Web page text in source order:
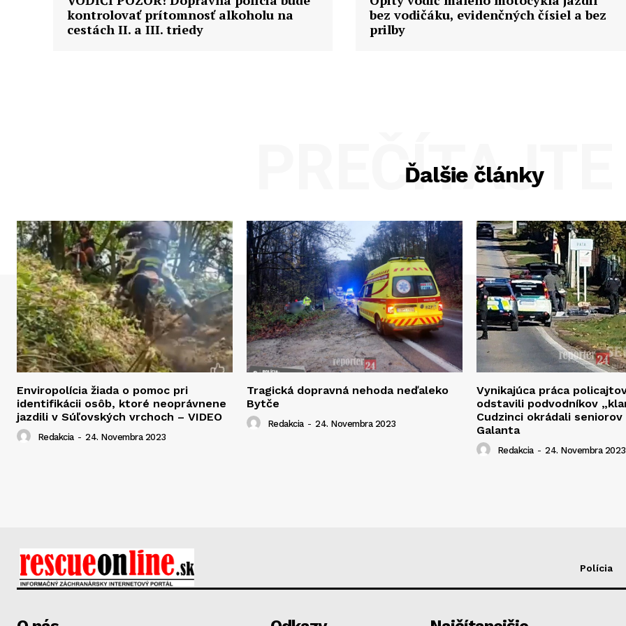
kontrolovať prítomnosť alkoholu na
cestách II. a III. triedy
bez vodičáku, evidenčných čísiel a bez
prilby
Ďalšie články
Enviropolícia žiada o pomoc pri
identifikácii osôb, ktoré neoprávnene
jazdili v Súľovských vrchoch – VIDEO
Redakcia - 24. Novembra 2023
Tragická dopravná nehoda neďaleko
Bytče
Redakcia - 24. Novembra 2023
Vynikajúca práca
odstavili podvodníkov
Cudzinci okrádali
Galanta
Redakcia - 24. Novembra 2023
Polícia